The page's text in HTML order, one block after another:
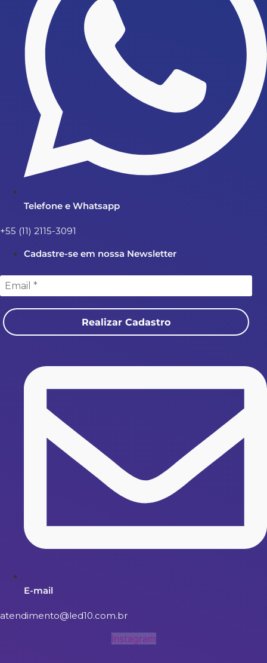
Telefone e Whatsapp
+55 (11) 2115-3091
Cadastre-se em nossa Newsletter
Realizar Cadastro
E-mail
atendimento@led10.com.br
Instagram